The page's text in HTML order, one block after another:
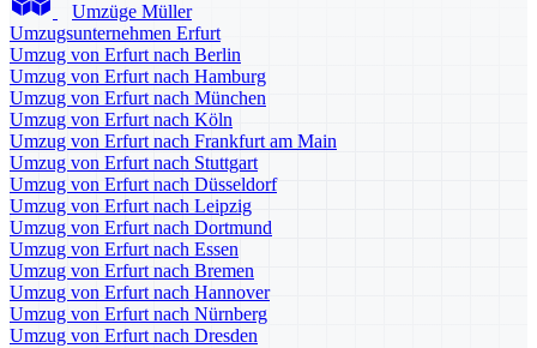
Umzüge Müller
Umzugsunternehmen Erfurt
Umzug von Erfurt nach Berlin
Umzug von Erfurt nach Hamburg
Umzug von Erfurt nach München
Umzug von Erfurt nach Köln
Umzug von Erfurt nach Frankfurt am Main
Umzug von Erfurt nach Stuttgart
Umzug von Erfurt nach Düsseldorf
Umzug von Erfurt nach Leipzig
Umzug von Erfurt nach Dortmund
Umzug von Erfurt nach Essen
Umzug von Erfurt nach Bremen
Umzug von Erfurt nach Hannover
Umzug von Erfurt nach Nürnberg
Umzug von Erfurt nach Dresden